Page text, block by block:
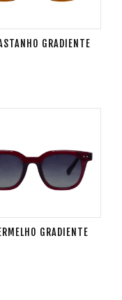
GRADIENTE
GRADIENTE